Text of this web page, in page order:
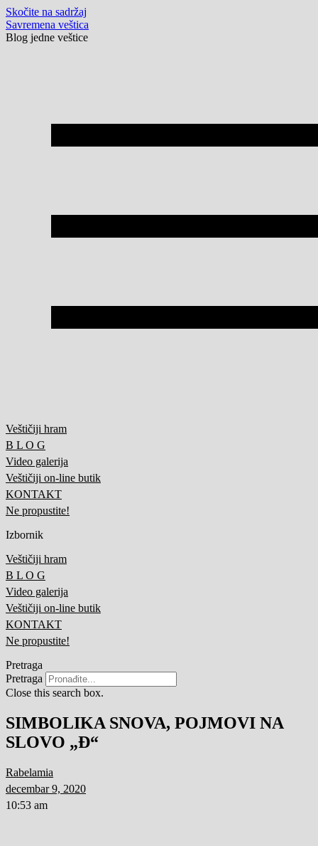
Skočite na sadržaj
Savremena veštica
Blog jedne veštice
Veštičiji hram
B L O G
Video galerija
Veštičiji on-line butik
KONTAKT
Ne propustite!
Izbornik
Veštičiji hram
B L O G
Video galerija
Veštičiji on-line butik
KONTAKT
Ne propustite!
Pretraga
Pretraga
Close this search box.
SIMBOLIKA SNOVA, POJMOVI NA
SLOVO „Đ“
Rabelamia
decembar 9, 2020
10:53 am